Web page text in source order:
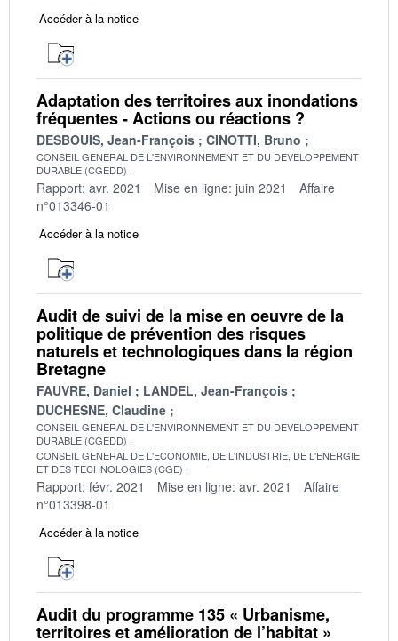
Accéder à la notice
Adaptation des territoires aux inondations
fréquentes - Actions ou réactions ?
DESBOUIS, Jean-François CINOTTI, Bruno
CONSEIL GENERAL DE L'ENVIRONNEMENT ET DU DEVELOPPEMENT
DURABLE (CGEDD)
Rapport: avr. 2021 Mise en ligne: juin 2021
Affaire
n°013346-01
Accéder à la notice
Audit de suivi de la mise en oeuvre de la
politique de prévention des risques
naturels et technologiques dans la région
Bretagne
FAUVRE, Daniel
LANDEL, Jean-François
DUCHESNE, Claudine
CONSEIL GENERAL DE L'ENVIRONNEMENT ET DU DEVELOPPEMENT
DURABLE (CGEDD)
CONSEIL GENERAL DE L'ECONOMIE, DE L'INDUSTRIE, DE L'ENERGIE
ET DES TECHNOLOGIES (CGE)
Rapport: févr. 2021 Mise en ligne: avr. 2021
Affaire
n°013398-01
Accéder à la notice
Audit du programme 135 « Urbanisme,
territoires et amélioration de l’habitat »